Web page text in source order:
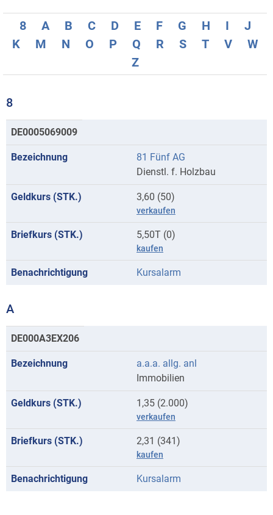
8 A B C D E F G H I
J
K
M N O P Q R S T V
W
Z
8
Kurse
mit
Anfangsbuchstaben
DE0005069009
81 Fünf AG
Dienstl. f. Holzbau
3,60 (50)
verkaufen
5,50T (0)
kaufen
Kursalarm
A
Kurse
mit
Anfangsbuchstaben
DE000A3EX206
a.a.a. allg. anl
Immobilien
1,35 (2.000)
verkaufen
2,31 (341)
kaufen
Kursalarm